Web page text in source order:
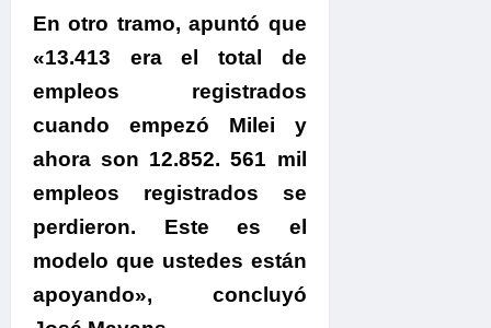
En otro tramo, apuntó que
«13.413 era el total de
empleos registrados
cuando empezó Milei y
ahora son 12.852. 561 mil
empleos registrados se
perdieron. Este es el
modelo que ustedes están
apoyando»,
concluyó